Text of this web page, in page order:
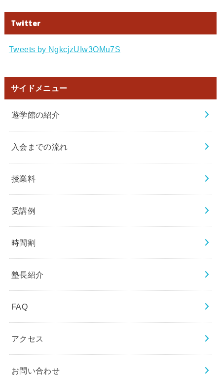
Twitter
Tweets by NgkcjzUIw3OMu7S
サイドメニュー
遊学館の紹介
入会までの流れ
授業料
受講例
時間割
塾長紹介
FAQ
アクセス
お問い合わせ